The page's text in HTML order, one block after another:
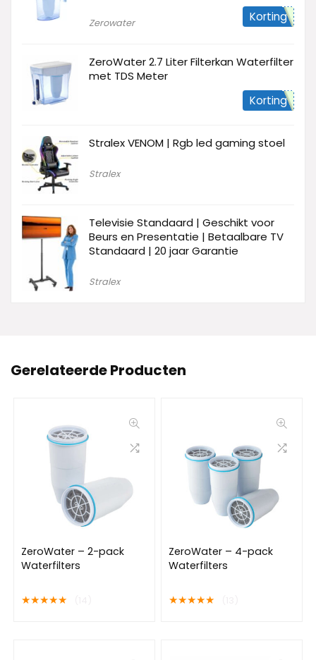
Zerowater Korting
ZeroWater 2.7 Liter Filterkan Waterfilter
met TDS Meter
Korting
Stralex VENOM | Rgb led gaming stoel
Stralex
Televisie Standaard | Geschikt voor
Beurs en Presentatie | Betaalbare TV
Standaard | 20 jaar Garantie
Stralex
Gerelateerde Producten
ZeroWater – 2-pack
Waterfilters
★★★★★
ZeroWater – 4-pack
Waterfilters
★★★★★